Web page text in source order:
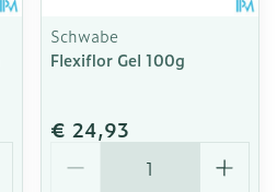
Schwabe
Flexiflor Gel 100g
€ 24,93